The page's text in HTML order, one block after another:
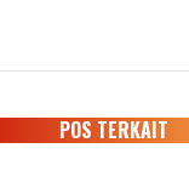
POS TERKAIT